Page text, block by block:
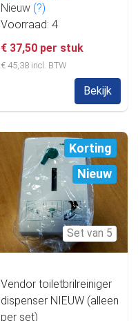
Nieuw (?)
Voorraad: 4
€ 37,50 per stuk
€ 45,38 incl. BTW
Bekijk
Korting
Nieuw
Set van 5
Vendor toiletbrilreiniger
dispenser NIEUW (alleen
per set)